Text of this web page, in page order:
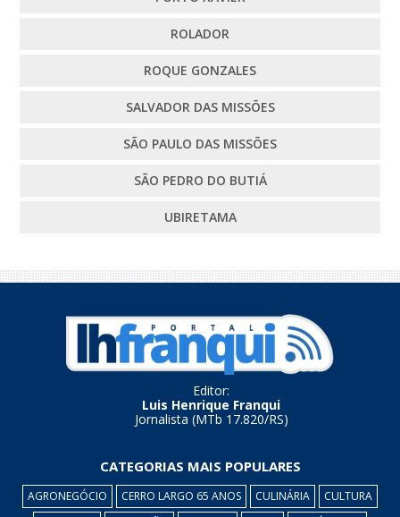
ROLADOR
ROQUE GONZALES
SALVADOR DAS MISSÕES
SÃO PAULO DAS MISSÕES
SÃO PEDRO DO BUTIÁ
UBIRETAMA
Editor:
Luis Henrique Franqui
Jornalista (MTb 17.820/RS)
CATEGORIAS MAIS POPULARES
AGRONEGÓCIO CERRO LARGO 65 ANOS CULINÁRIA
CULTURA